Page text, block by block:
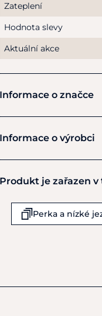
Proč si vybrat Norton
Stylový a
Zateplení
Hodnota slevy
Aktuální akce
Informace o značce
Norton
Informace o výrobci
Ekkia Export
Haguenau
F-67501
Produkt je zařazen
Perka a nízké